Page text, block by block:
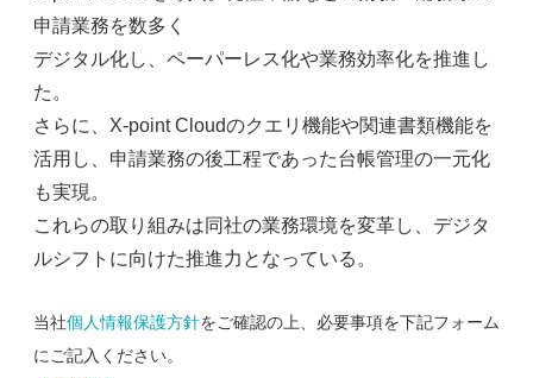
申請業務を数多く
デジタル化し、ペーパーレス化や業務効率化を推進し
た。
さらに、X-point Cloudのクエリ機能や関連書類機能を
活用し、申請業務の後工程であった台帳管理の一元化
も実現。
これらの取り組みは同社の業務環境を変革し、デジタ
ルシフトに向けた推進力となっている。
当社個人情報保護方針をご確認の上、必要事項を下記フォーム
にご記入ください。